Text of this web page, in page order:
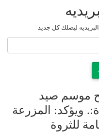
ليصلك كل جديد
موسم صيد
ويؤكد: المزرعة
للثروة